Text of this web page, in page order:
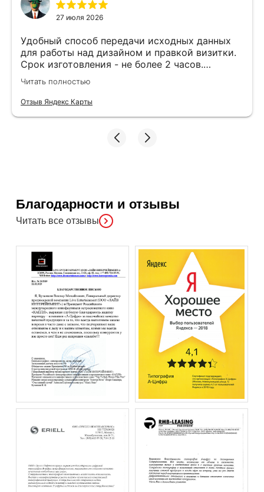
27 июля 2026
Удобный способ передачи исходных данных
для работы над дизайном и правкой визитки.
Срок изготовления - не более 2 часов.
Специалисты компетентные. Офис находится
в удобном месте, найти не составило труда.
Читать полностью
Отзыв Яндекс Карты
Благодарности и отзывы
Читать все отзывы